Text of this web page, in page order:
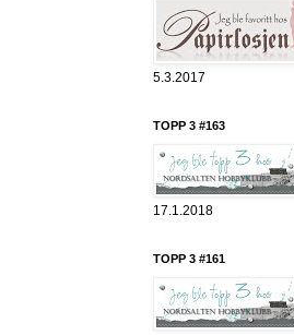
5.3.2017
TOPP 3 #163
17.1.2018
TOPP 3 #161